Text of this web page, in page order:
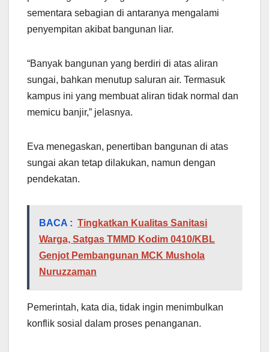
sementara sebagian di antaranya mengalami
penyempitan akibat bangunan liar.
“Banyak bangunan yang berdiri di atas aliran
sungai, bahkan menutup saluran air. Termasuk
kampus ini yang membuat aliran tidak normal dan
memicu banjir,” jelasnya.
Eva menegaskan, penertiban bangunan di atas
sungai akan tetap dilakukan, namun dengan
pendekatan.
BACA : Tingkatkan Kualitas Sanitasi
Warga, Satgas TMMD Kodim 0410/KBL
Genjot Pembangunan MCK Mushola
Nuruzzaman
Pemerintah, kata dia, tidak ingin menimbulkan
konflik sosial dalam proses penanganan.